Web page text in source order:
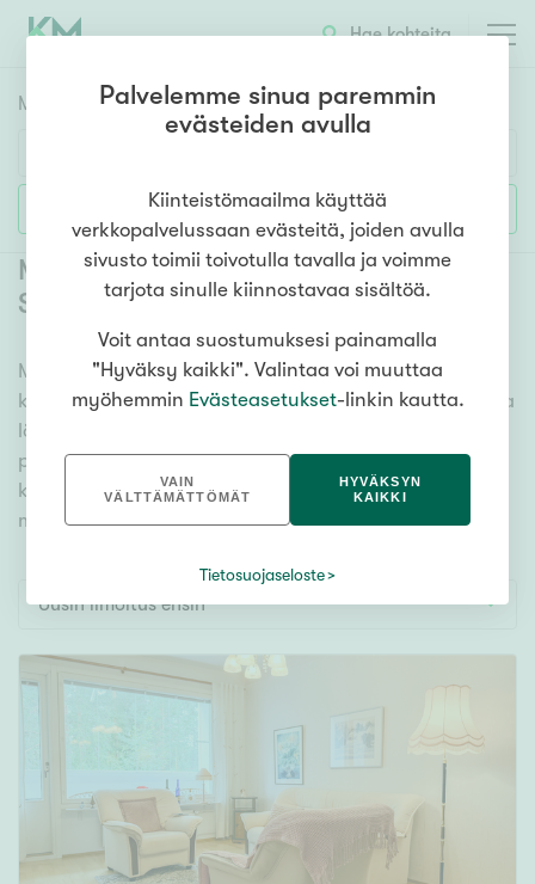
Hae kohteita
Myyntikohteet
Huoneluku
1h 2h 3h 4h 5h+
Asuntotyyppi
Kerros-/luhtitalo
Rivitalo/paritalo
Omakoti-/erillistalo
Maa- tai metsätila
Vapaa-ajan asunto
Toimitila
Autotalli
Muut
Hinta
000
Lisää hakuehtoja
Myytävät kerrostaloasunnot
Savonlinna (11)
Meiltä löydät myytävät kerrostaloasunnot Savonlinna
kattavasti ja helposti. Kätevän hakutyökalumme avulla
löydät unelmiesi kodin, oli sitten tähtäimessä sauna,
parveke tai merinäköala. Katso alta kaikki myytävät
kerrostaloasunnot Savonlinna ja valitse itsellesi
mieleinen! Tutustu myös videoesittelyihimme!
Uusin ilmoitus ensin
Palvelemme sinua paremmin
evästeiden avulla
Kiinteistömaailma käyttää
verkkopalvelussaan evästeitä, joiden avulla
sivusto toimii toivotulla tavalla ja voimme
tarjota sinulle kiinnostavaa sisältöä.
Voit antaa suostumuksesi painamalla
"Hyväksy kaikki". Valintaa voi muuttaa
myöhemmin Evästeasetukset-linkin kautta.
VAIN
VÄLTTÄMÄTTÖMÄT
HYVÄKSYN
KAIKKI
Tietosuojaseloste